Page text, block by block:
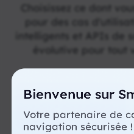
Choisissez ce dont
pour des cas
intelligents et APIs de
évolutive pour tout
Services de
Proxy
Bienvenue sur
Votre partenaire de